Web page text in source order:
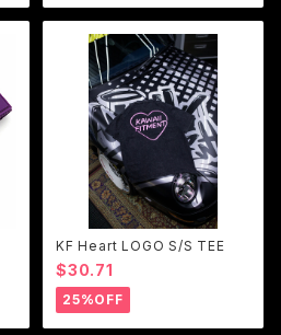
KF Heart LOGO S/S TEE
$30.71
25%OFF